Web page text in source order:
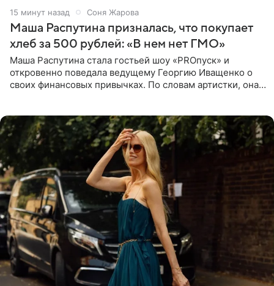
15 минут назад Соня Жарова
Маша Распутина призналась, что покупает
хлеб за 500 рублей: «В нем нет ГМО»
Маша Распутина стала гостьей шоу «PROпуск» и
откровенно поведала ведущему Георгию Иващенко о
своих финансовых привычках. По словам артистки, она